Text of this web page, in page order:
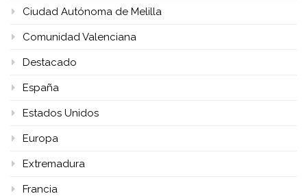
Ciudad Autónoma de Melilla
Comunidad Valenciana
Destacado
España
Estados Unidos
Europa
Extremadura
Francia